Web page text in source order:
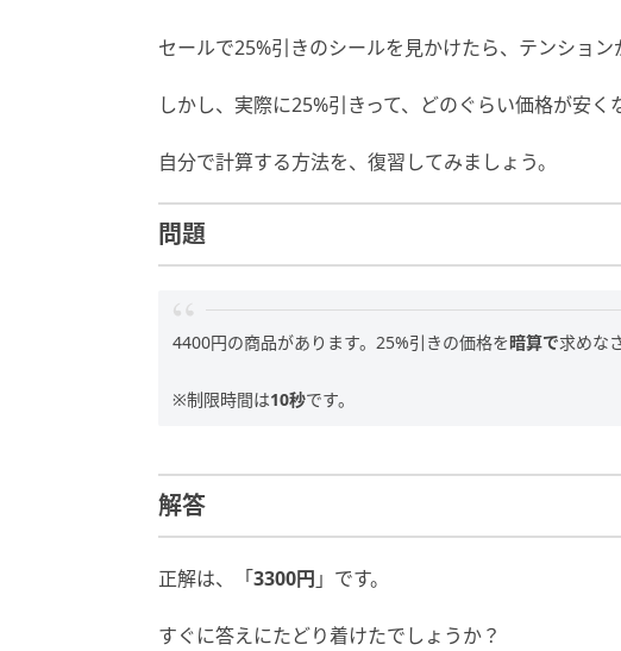
セールで25%引きのシールを見かけたら、テンション
しかし、実際に25%引きって、どのぐらい価格が安く
自分で計算する方法を、復習してみましょう。
問題
4400円の商品があります。25%引きの価格を暗算で求めな
※制限時間は10秒です。
解答
正解は、「3300円 」です。
すぐに答えにたどり着けたでしょうか？